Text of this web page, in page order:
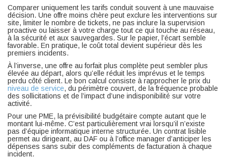
Comparer uniquement les tarifs conduit souvent à une mauvaise
décision. Une offre moins chère peut exclure les interventions sur
site, limiter le nombre de tickets, ne pas inclure la supervision
proactive ou laisser à votre charge tout ce qui touche au réseau,
à la sécurité et aux sauvegardes. Sur le papier, l’écart semble
favorable. En pratique, le coût total devient supérieur dès les
premiers incidents.
À l’inverse, une offre au forfait plus complète peut sembler plus
élevée au départ, alors qu’elle réduit les imprévus et le temps
perdu côté client. Le bon calcul consiste à rapprocher le prix du
niveau de service, du périmètre couvert, de la fréquence probable
des sollicitations et de l’impact d’une indisponibilité sur votre
activité.
Pour une PME, la prévisibilité budgétaire compte autant que le
montant lui-même. C’est particulièrement vrai lorsqu’il n’existe
pas d’équipe informatique interne structurée. Un contrat lisible
permet au dirigeant, au DAF ou à l’office manager d’anticiper les
dépenses sans subir des compléments de facturation à chaque
incident.